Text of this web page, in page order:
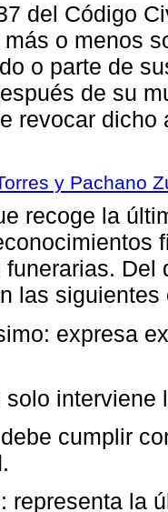
del Código
o menos
o parte de
de su
revocar
y Pachano
recoge la
las
expresa
solo interviene
cumplir
representa la